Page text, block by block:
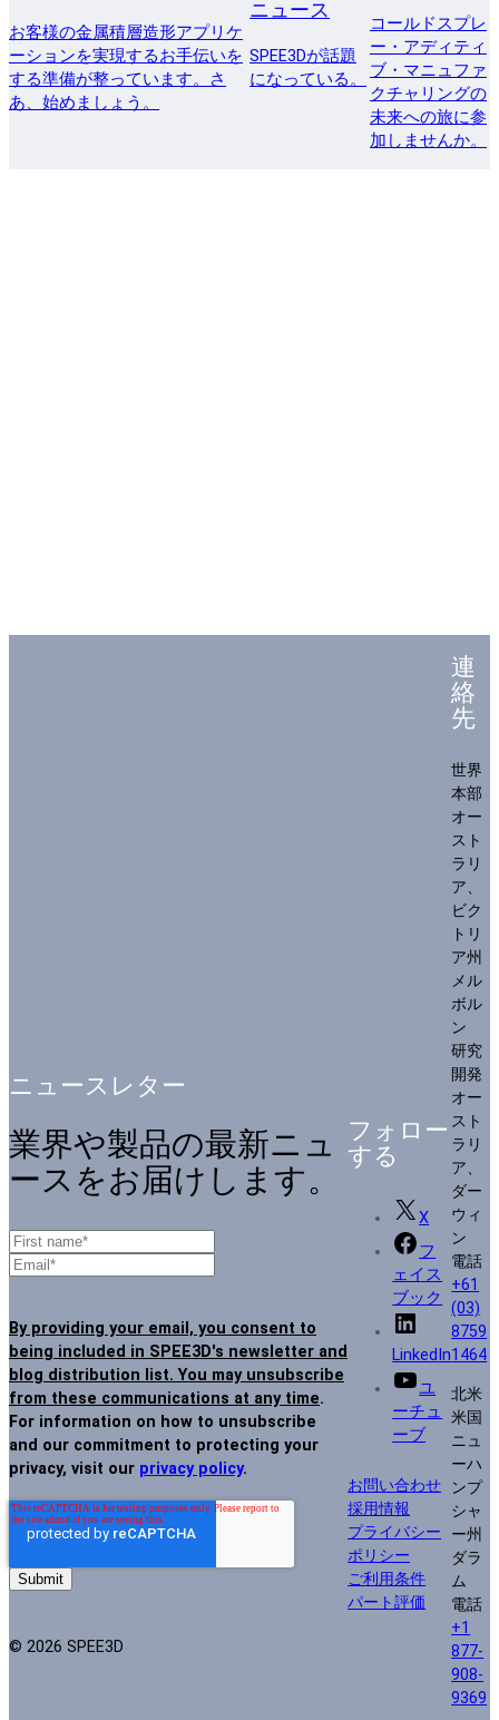
お客様の金属積層造形アプリケ
ーションを実現するお手伝いを
する準備が整っています。さ
あ、始めましょう。
ニュース
SPEE3Dが話題
になっている。
コールドスプレ
ー・アディティ
ブ・マニュファ
クチャリングの
未来への旅に参
加しませんか。
ニュースレター
業界や製品の最新ニュ
ースをお届けします。
By providing your email, you consent to
being included in SPEE3D's newsletter and
blog distribution list. You may unsubscribe
from these communications at any time.
For information on how to unsubscribe
and our commitment to protecting your
privacy, visit our privacy policy.
© 2026 SPEE3D
フォロー
する
X
フ
ェイス
ブック
LinkedIn
ユ
ーチュ
ーブ
お問い合わせ
採用情報
プライバシー
ポリシー
ご利用条件
パート評価
連
絡
先
世界
本部
オー
スト
ラリ
ア、
ビク
トリ
ア州
メル
ボル
ン
研究
開発
オー
スト
ラリ
ア、
ダー
ウィ
ン
電話
+61
(03)
8759
1464
北米
米国
ニュ
ーハ
ンプ
シャ
ー州
ダラ
ム
電話
+1
877-
908-
9369